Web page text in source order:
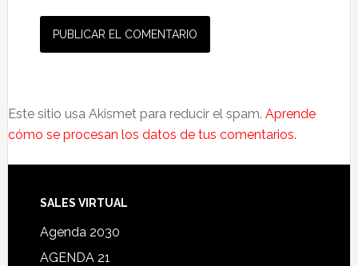
Este sitio usa Akismet para reducir el spam. Aprende
cómo se procesan los datos de tus comentarios.
SALES VIRTUAL
Agenda 2030
AGENDA 21